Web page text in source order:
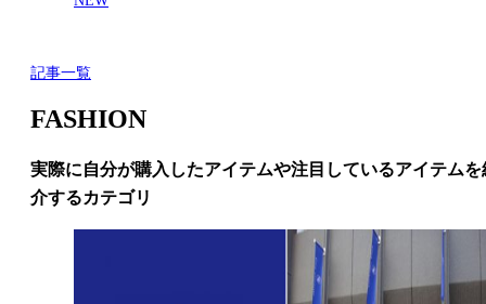
記事一覧
FASHION
実際に自分が購入したアイテムや注目しているアイテムを
介するカテゴリ